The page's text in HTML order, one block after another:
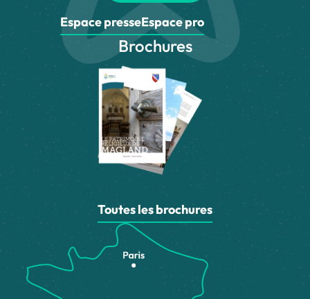
Espace presseEspace pro
Brochures
Toutes les brochures